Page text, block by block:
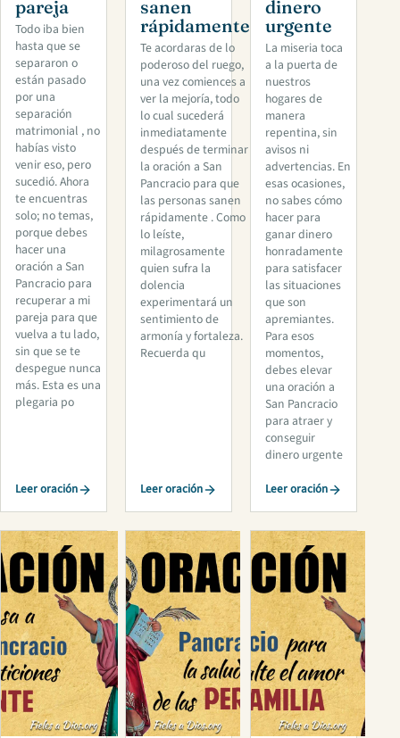
pareja
Todo iba bien
hasta que se
separaron o
están pasado
por una
separación
matrimonial , no
habías visto
venir eso, pero
sucedió. Ahora
te encuentras
solo; no temas,
porque debes
hacer una
oración a San
Pancracio para
recuperar a mi
pareja para que
vuelva a tu lado,
sin que se te
despegue nunca
más. Esta es una
plegaria po
Leer oración
sanen
rápidamente
Te acordaras de lo
poderoso del ruego,
una vez comiences a
ver la mejoría, todo
lo cual sucederá
inmediatamente
después de terminar
la oración a San
Pancracio para que
las personas sanen
rápidamente . Como
lo leíste,
milagrosamente
quien sufra la
dolencia
experimentará un
sentimiento de
armonía y fortaleza.
Recuerda qu
Leer oración
dinero
urgente
La miseria toca
a la puerta de
nuestros
hogares de
manera
repentina, sin
avisos ni
advertencias. En
esas ocasiones,
no sabes cómo
hacer para
ganar dinero
honradamente
para satisfacer
las situaciones
que son
apremiantes.
Para esos
momentos,
debes elevar
una oración a
San Pancracio
para atraer y
conseguir
dinero urgente
Leer oración